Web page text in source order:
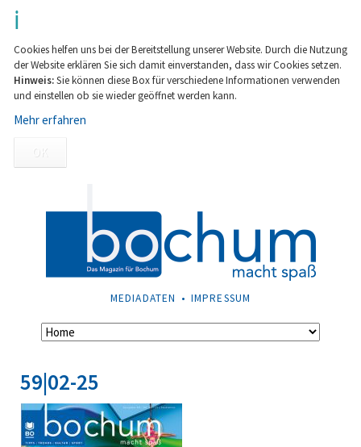
Cookies helfen uns bei der Bereitstellung unserer Website. Durch die Nutzung
der Website erklären Sie sich damit einverstanden, dass wir Cookies setzen.
Hinweis:Sie können diese Box für verschiedene Informationen verwenden
und einstellen ob sie wieder geöffnet werden kann.
Mehr erfahren
OK
NAVIGATION
MEDIADATEN IMPRESSUM
Navigation
59|02-25